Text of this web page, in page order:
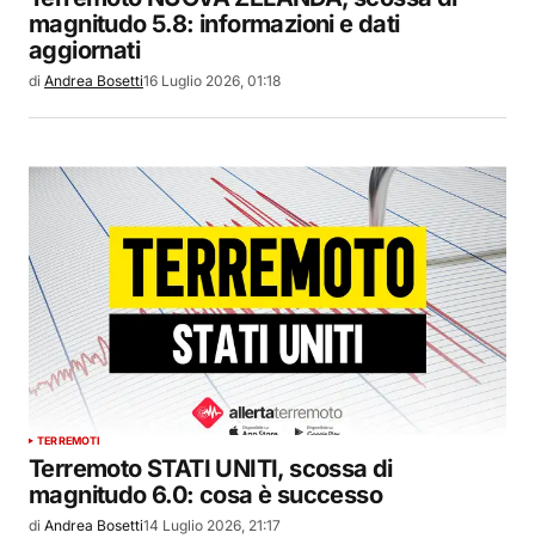
magnitudo 5.8: informazioni e dati
aggiornati
di Andrea Bosetti16 Luglio 2026, 01:18
TERREMOTI
Terremoto STATI UNITI, scossa di
magnitudo 6.0: cosa è successo
di Andrea Bosetti14 Luglio 2026, 21:17